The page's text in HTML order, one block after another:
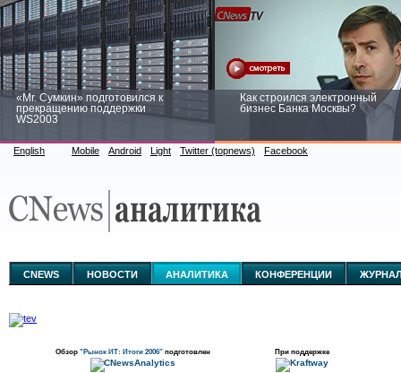
«Mr. Сумкин» подготовился к
прекращению поддержки
WS2003
Как строился электронный
бизнес Банка Москвы?
аналитике
English Mobile Android Light Twitter (topnews) Facebook
CNEWS НОВОСТИ АНАЛИТИКА КОНФЕРЕНЦИИ
Обзор "Рынок ИТ: Итоги 2006" подготовлен При поддержке